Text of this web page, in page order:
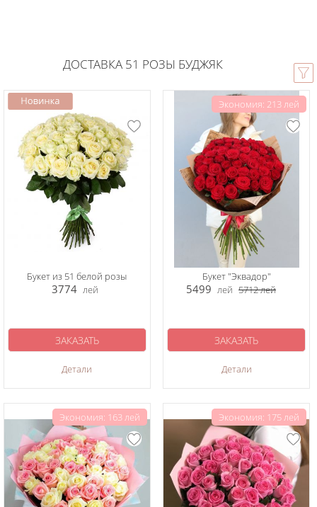
ДОСТАВКА 51 РОЗЫ БУДЖЯК
Букет из 51 белой розы
3774 лей
Детали
ЗАКАЗАТЬ
Экономия: 213 лей
Букет "Эквадор"
5499 лей 5712лей
Детали
ЗАКАЗАТЬ
Экономия: 163 лей Экономия: 175 лей